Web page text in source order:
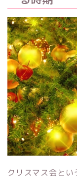
クリスマス会と